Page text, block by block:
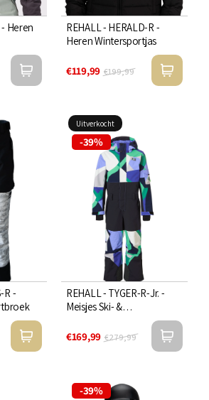
- Heren
REHALL - HERALD-R -
Heren Wintersportjas
€119,99 €199,99
R -
Uitverkocht
-39%
REHALL - TYGER-R-Jr. -
Meisjes Ski- &
€169,99 €279,99
-39%